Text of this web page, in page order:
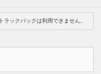
トラックバックは利用できません。